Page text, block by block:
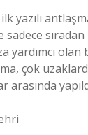
yazılı
sadece
olan
çok